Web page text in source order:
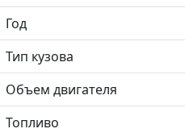
Год
Тип кузова
Объем двигателя
Топливо